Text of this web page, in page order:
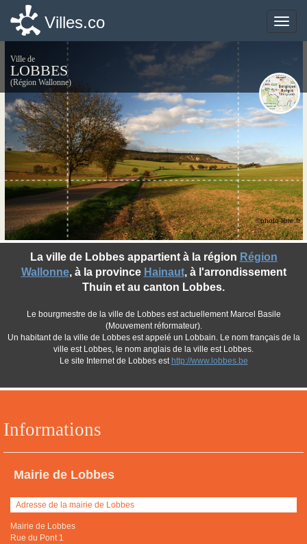
Toggle
Villes.co
Ville de
LOBBES
(Région Wallonne)
Informations
Mairie de Lobbes
Adresse de la mairie de Lobbes
Mairie de Lobbes
Rue du Pont 1
La ville de Lobbes appartient à la région Région
Wallonne, à la province Hainaut, à l'arrondissement
Thuin et au canton Lobbes.
Le bourgmestre de la ville de Lobbes est actuellement Marcel Basile
(Mouvement réformateur).
Un habitant de la ville de Lobbes est appelé un Lobbain. Le nom français de la
ville est Lobbes, le nom anglais de la ville est Lobbes.
Le site Internet de Lobbes est http://www.lobbes.be
©photo-libre.fr
Toggle
Villes.co